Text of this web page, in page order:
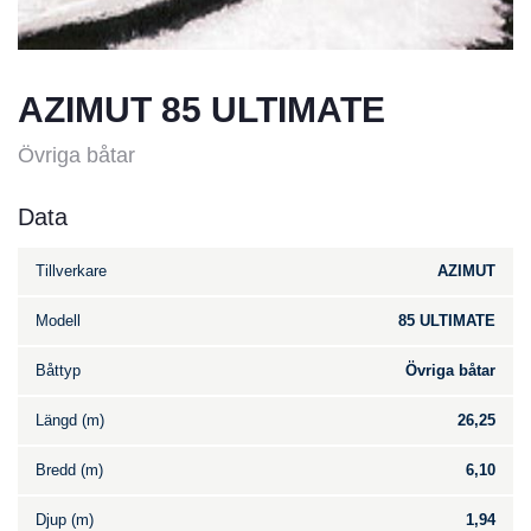
AZIMUT 85 ULTIMATE
Övriga båtar
Data
Tillverkare AZIMUT
Modell 85 ULTIMATE
Båttyp Övriga båtar
Längd (m) 26,25
Bredd (m) 6,10
Djup (m) 1,94